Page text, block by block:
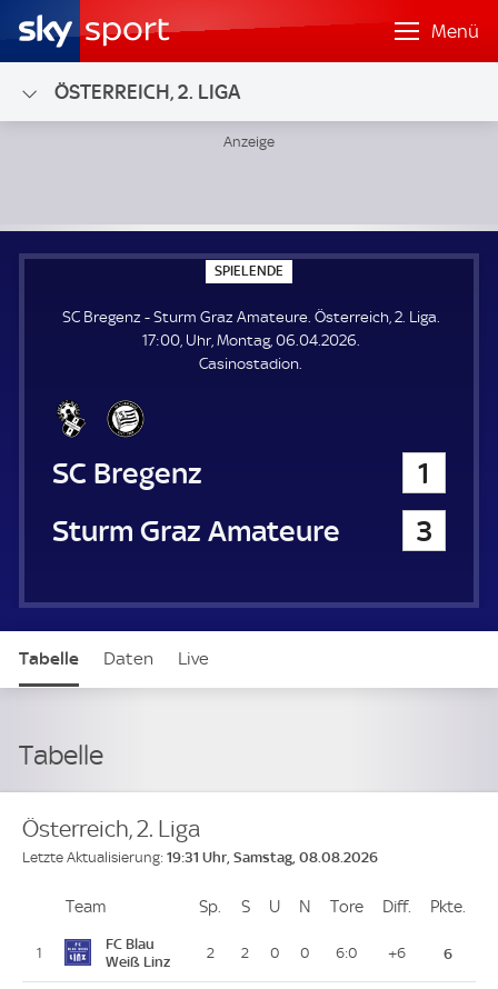
Menü
ÖSTERREICH, 2. LIGA
SPIELENDE
P
E
L
E
N
SC Bregenz - Sturm Graz Amateure. Österreich, 2. Liga.
17:00, Uhr, Montag, 06.04.2026.
Casinostadion.
SC Bregenz
1
Sturm Graz Amateure
3
Tabelle Daten Live
Tabelle
Österreich, 2. Liga
Letzte Aktualisierung: 19:31 Uhr, Samstag, 08.08.2026
PlatzTeam Sp. Spiele
SSiege
U Unentschieden
N Niederlagen
Tore ToreDiff. Differenz
Pkte.
1
FC Blau
Weiß Linz
2 2 0 0 6:0 +6 6